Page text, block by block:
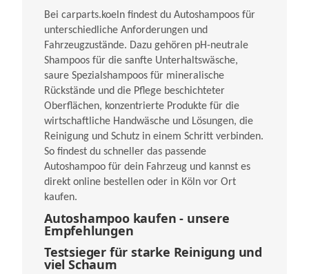
Bei carparts.koeln findest du Autoshampoos für
unterschiedliche Anforderungen und
Fahrzeugzustände. Dazu gehören pH-neutrale
Shampoos für die sanfte Unterhaltswäsche,
saure Spezialshampoos für mineralische
Rückstände und die Pflege beschichteter
Oberflächen, konzentrierte Produkte für die
wirtschaftliche Handwäsche und Lösungen, die
Reinigung und Schutz in einem Schritt verbinden.
So findest du schneller das passende
Autoshampoo für dein Fahrzeug und kannst es
direkt online bestellen oder in Köln vor Ort
kaufen.
Autoshampoo kaufen - unsere
Empfehlungen
Testsieger für starke Reinigung und
viel Schaum